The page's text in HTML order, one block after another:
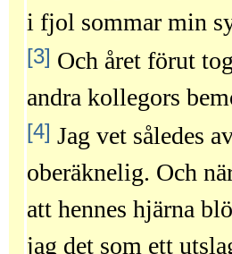
i fjol sommar min
[3] Och året förut
andra kollegors
[4] Jag vet således
oberäknelig. Och
att hennes hjärna
jag det som ett